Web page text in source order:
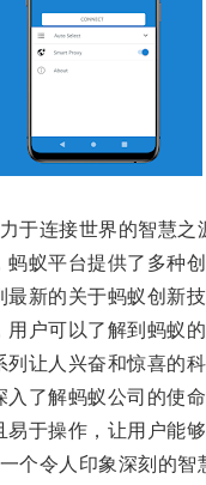
连接世界的智慧之
蚁平台提供了多种创
新的关于蚂蚁创新技
可以了解到蚂蚁
让人兴奋和惊喜的科
解蚂蚁公司的使命
于操作，让用户能够
令人印象深刻的智